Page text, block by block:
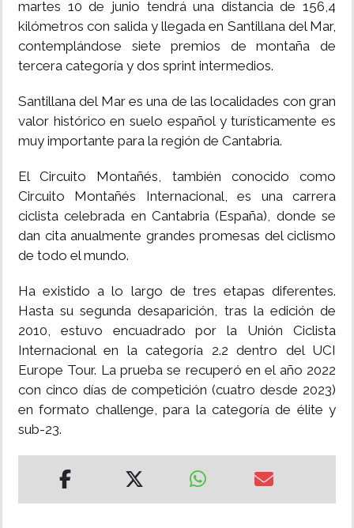
martes 10 de junio tendrá una distancia de 156,4
kilómetros con salida y llegada en Santillana del Mar,
contemplándose siete premios de montaña de
tercera categoría y dos sprint intermedios.
Santillana del Mar es una de las localidades con gran
valor histórico en suelo español y turísticamente es
muy importante para la región de Cantabria.
El Circuito Montañés, también conocido como
Circuito Montañés Internacional, es una carrera
ciclista celebrada en Cantabria (España), donde se
dan cita anualmente grandes promesas del ciclismo
de todo el mundo.
Ha existido a lo largo de tres etapas diferentes.
Hasta su segunda desaparición, tras la edición de
2010, estuvo encuadrado por la Unión Ciclista
Internacional en la categoría 2.2 dentro del UCI
Europe Tour. La prueba se recuperó en el año 2022
con cinco días de competición (cuatro desde 2023)
en formato challenge, para la categoría de élite y
sub-23.